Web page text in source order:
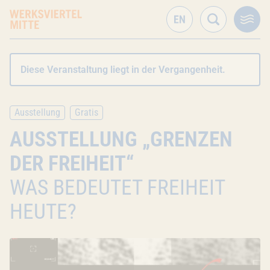
Diese Veranstaltung liegt in der Vergangenheit.
Ausstellung Gratis
AUSSTELLUNG „GRENZEN
DER FREIHEIT“
WAS BEDEUTET FREIHEIT
HEUTE?